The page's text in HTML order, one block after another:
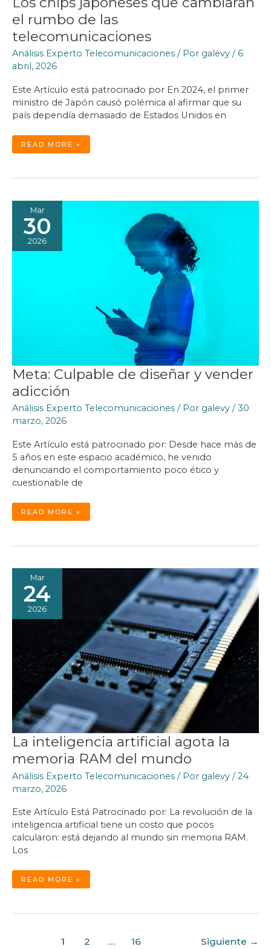
el rumbo de las
telecomunicaciones
Análisis Experto Telecomunicaciones / Por galevy / 6
abril, 2026
Este Artículo está patrocinado por En 2024, el primer
ministro de Japón causó polémica al afirmar que su
país dependía demasiado de Estados Unidos en
LOS
CHIPS
JAPONESES
RUMBO
READ MORE »
Mar
30
2026
Meta: Culpable de diseñar y vender
adicción
Análisis Experto Telecomunicaciones / Por galevy / 30
marzo, 2026
Este Artículo está patrocinado por: Desde hace más de
5 años en este espacio académico, he venido
denunciando el comportamiento poco ético y
cuestionable de
META:
CULPABLE
DE
ADICCIÓN
READ MORE »
Mar
24
2026
La inteligencia artificial agota la
memoria RAM del mundo
Análisis Experto Telecomunicaciones / Por galevy /24
marzo, 2026
Este Artículo Está Patrocinado por: La revolución de la
inteligencia artificial tiene un costo que pocos
calcularon: está dejando al mundo sin memoria RAM.
Los
LA
ARTIFICIAL
RAM
READ MORE »
1 2 … 16 Siguiente →